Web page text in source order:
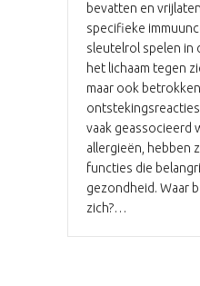
bevatten en
specifieke
sleutelrol spelen in
het lichaam tegen
maar ook
vaak geassocieerd
allergieën, hebben
functies die
gezondheid. Waar
zich?…